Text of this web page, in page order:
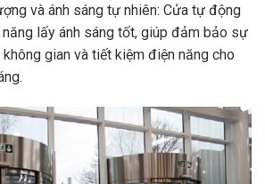
và ánh sáng tự nhiên: Cửa tự động
lấy ánh sáng tốt, giúp đảm bảo sự
gian và tiết kiệm điện năng cho